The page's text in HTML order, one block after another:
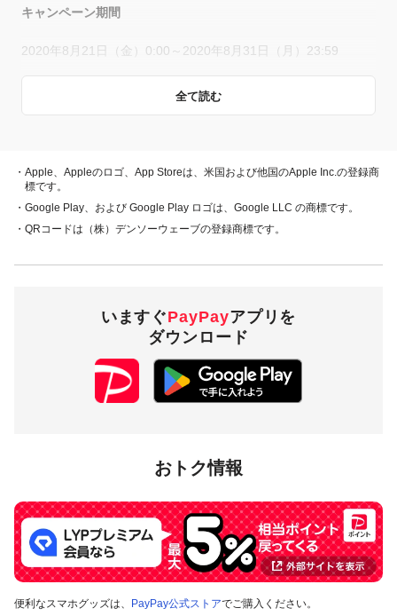
全て読む
キャンペーン期間
2020年8月21日（金）0:00～2020年8月31日（月）23:59
Uber Technologies, Inc.
① プロモーションコードを以下より確認
額1,000円（税込）以上（※1）注文（「お持ち帰り」でご注
文いただく際は特典対象外）
・Apple、Appleのロゴ、App Storeは、米国および他国のApple Inc.の登録商
標です。
・Google Play、および Google Play ロゴは、Google LLC の商標です。
・QRコードは（株）デンソーウェーブの登録商標です。
いますぐPayPayアプリを
ダウンロード
おトク情報
便利なスマホグッズは、 PayPay公式ストアでご購入ください。